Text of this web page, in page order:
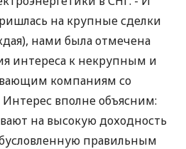
на крупные сделки
нами была отмечена
интереса к некрупным и
компаниям со
вполне объясним:
на высокую доходность
правильным